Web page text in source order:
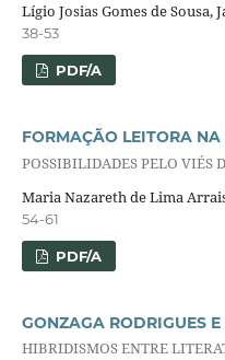
Lígio Josias Gomes de Sousa,
38-53
PDF/A
FORMAÇÃO LEITORA
POSSIBILIDADES PELO VIÉS
Maria Nazareth de Lima
54-61
PDF/A
GONZAGA RODRIGUES
HIBRIDISMOS ENTRE